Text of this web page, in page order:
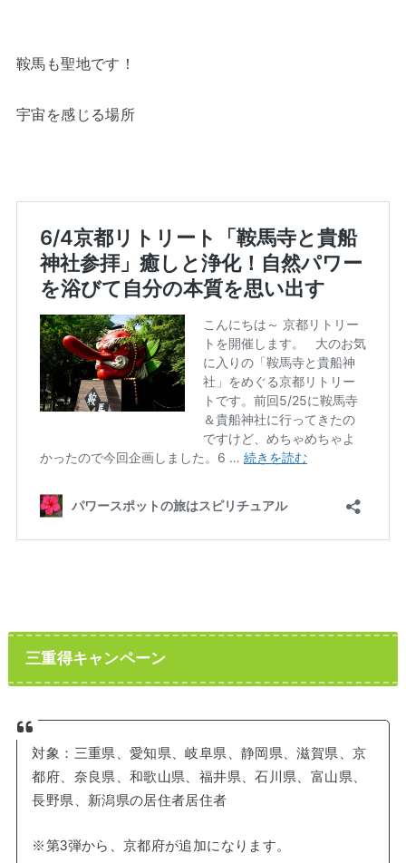
鞍馬も聖地です！
宇宙を感じる場所
三重得キャンペーン
対象：三重県、愛知県、岐阜県、静岡県、滋賀県、京
都府、奈良県、和歌山県、福井県、石川県、富山県、
長野県、新潟県の居住者居住者
※第3弾から、京都府が追加になります。